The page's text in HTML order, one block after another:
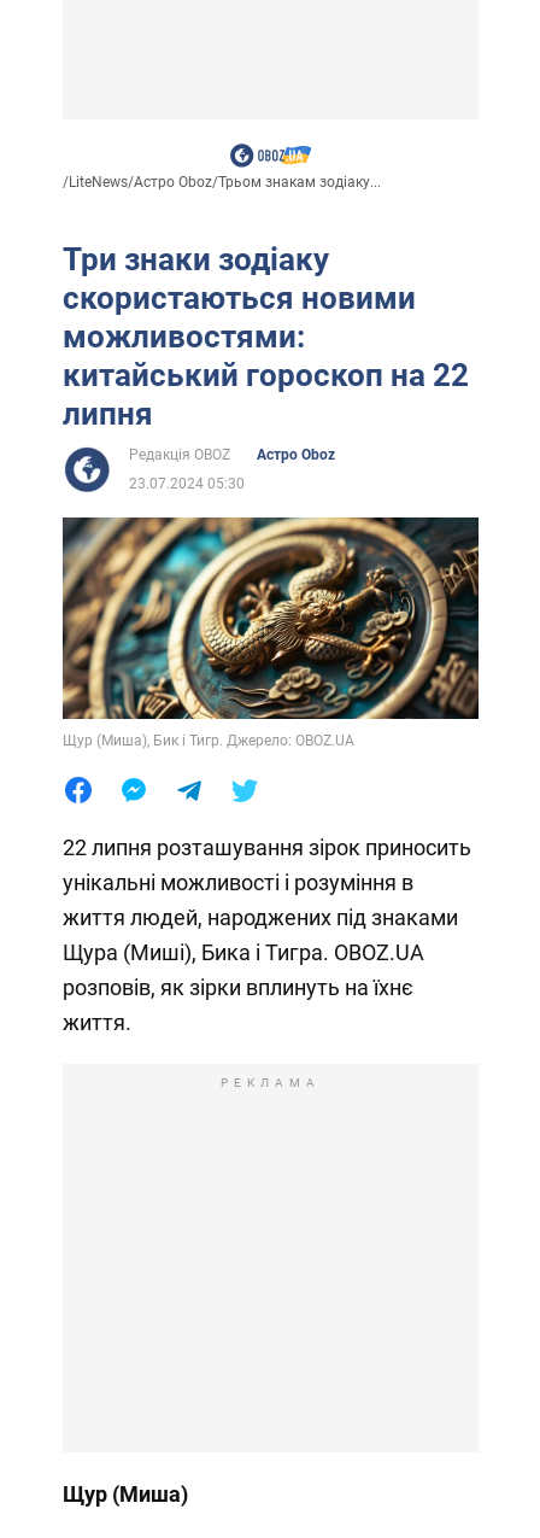
/LiteNews/Астро Oboz/Трьом знакам зодіаку...
Три знаки зодіаку
скористаються новими
можливостями:
китайський гороскоп на 22
липня
Редакція OBOZ
Астро Oboz
23.07.2024 05:30
Щур (Миша), Бик і Тигр. Джерело: OBOZ.UA
22 липня розташування зірок приносить
унікальні можливості і розуміння в
життя людей, народжених під знаками
Щура (Миші), Бика і Тигра. OBOZ.UA
розповів, як зірки вплинуть на їхнє
життя.
РЕКЛАМА
Щур (Миша)